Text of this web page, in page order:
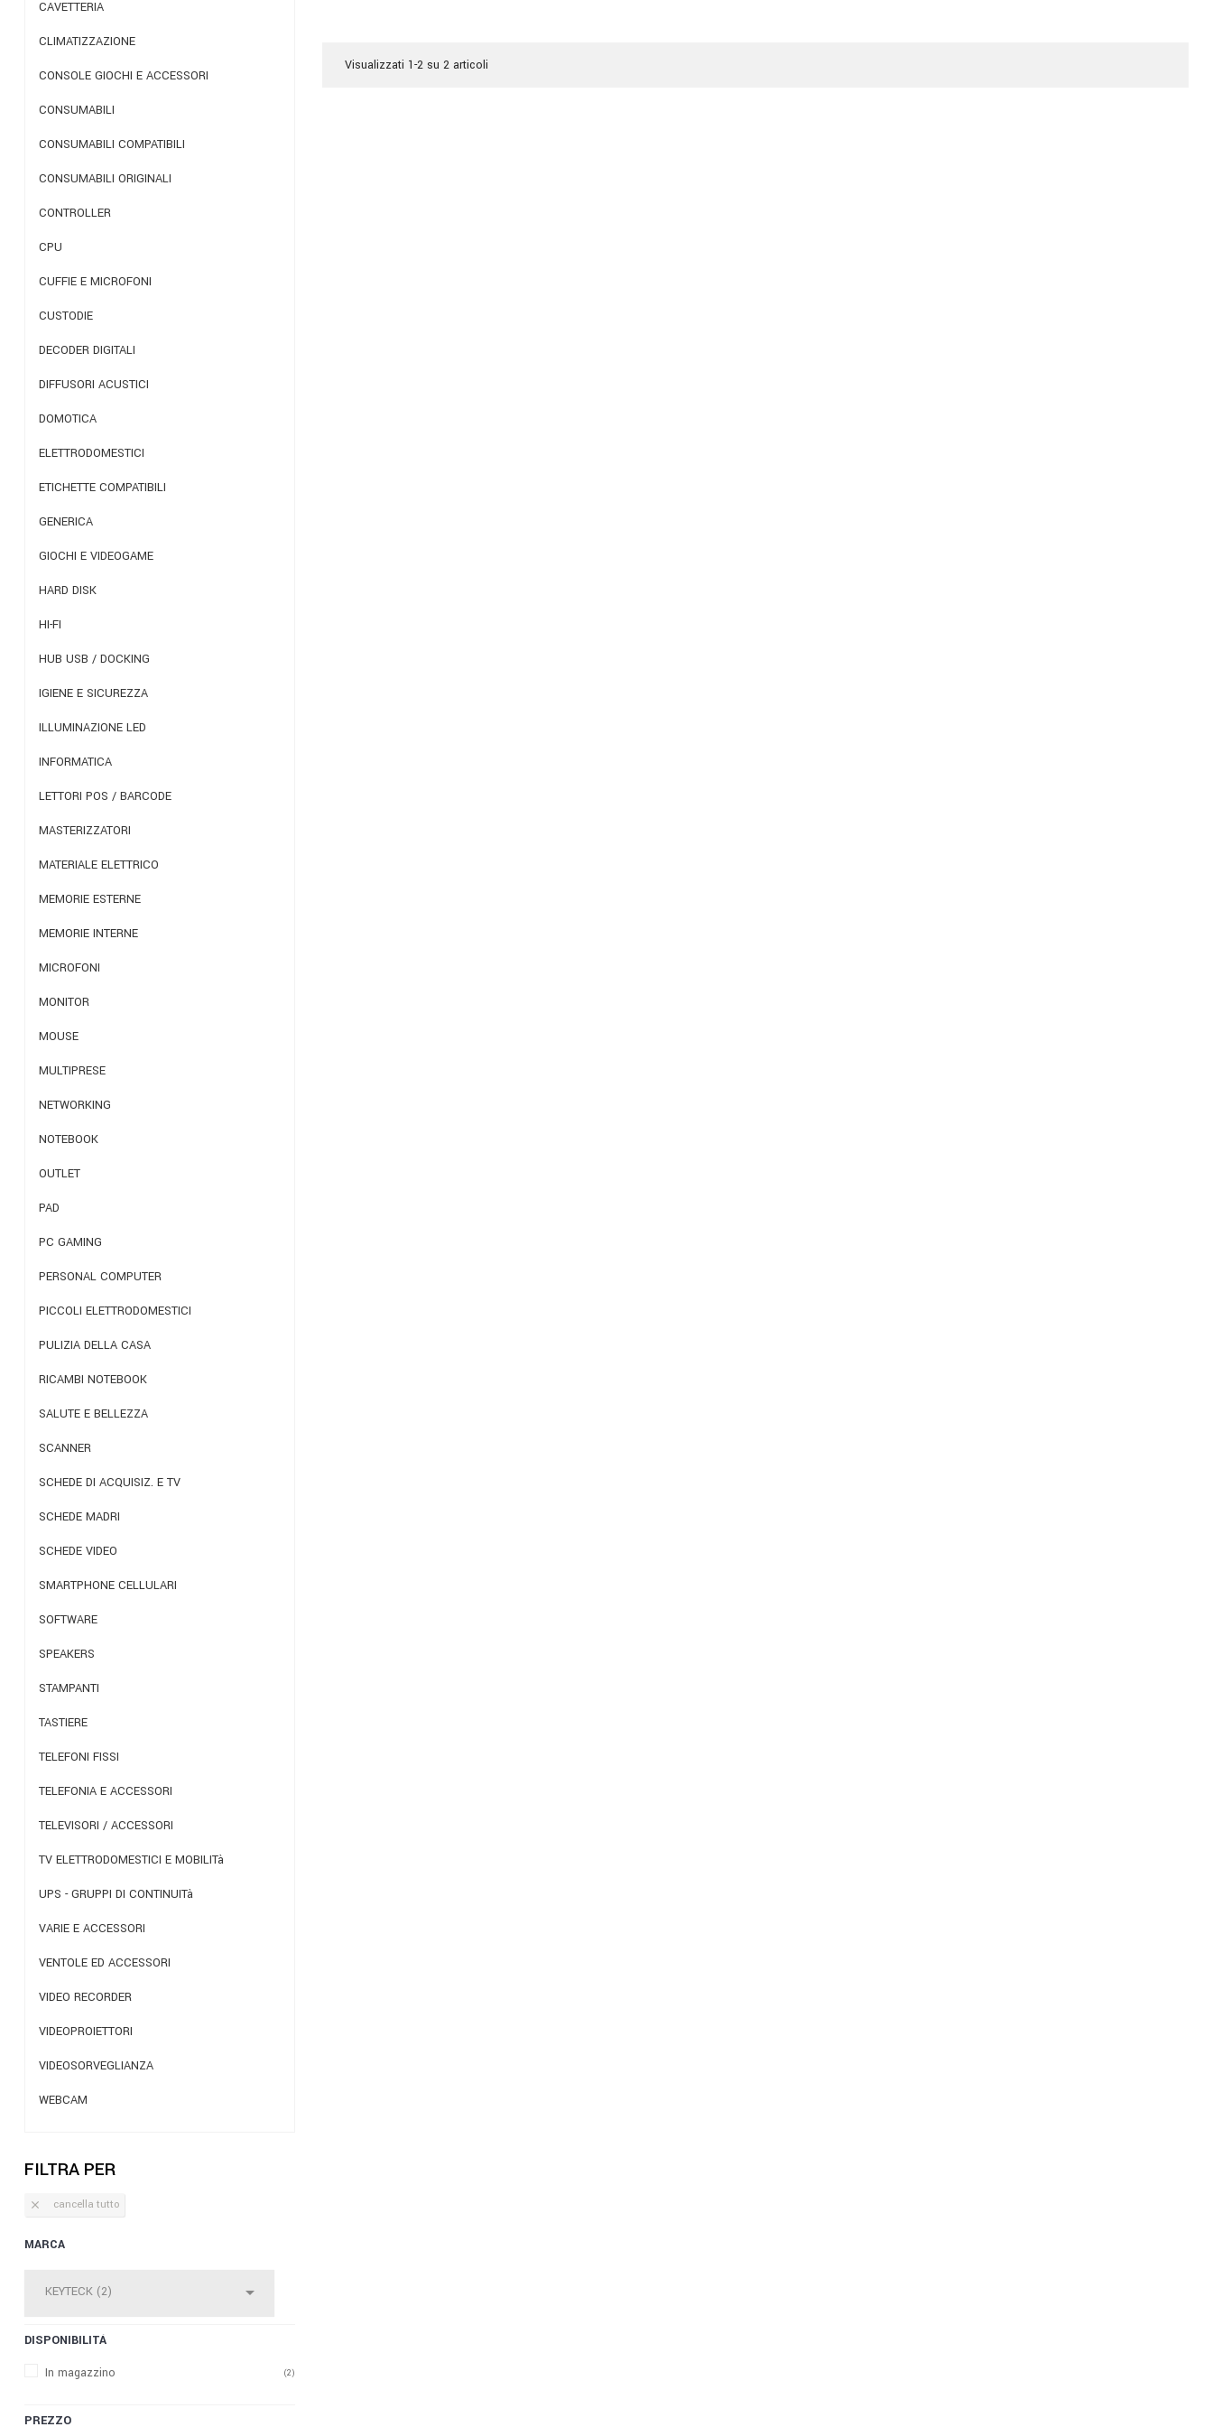
CAVETTERIA
CLIMATIZZAZIONE
CONSOLE GIOCHI E ACCESSORI
CONSUMABILI
CONSUMABILI COMPATIBILI
CONSUMABILI ORIGINALI
CONTROLLER
CPU
CUFFIE E MICROFONI
CUSTODIE
DECODER DIGITALI
DIFFUSORI ACUSTICI
DOMOTICA
ELETTRODOMESTICI
ETICHETTE COMPATIBILI
GENERICA
GIOCHI E VIDEOGAME
HARD DISK
HI-FI
HUB USB / DOCKING
IGIENE E SICUREZZA
ILLUMINAZIONE LED
INFORMATICA
LETTORI POS / BARCODE
MASTERIZZATORI
MATERIALE ELETTRICO
MEMORIE ESTERNE
MEMORIE INTERNE
MICROFONI
MONITOR
MOUSE
MULTIPRESE
NETWORKING
NOTEBOOK
OUTLET
PAD
PC GAMING
PERSONAL COMPUTER
PICCOLI ELETTRODOMESTICI
PULIZIA DELLA CASA
RICAMBI NOTEBOOK
SALUTE E BELLEZZA
SCANNER
SCHEDE DI ACQUISIZ. E TV
SCHEDE MADRI
SCHEDE VIDEO
SMARTPHONE CELLULARI
SOFTWARE
SPEAKERS
STAMPANTI
TASTIERE
TELEFONI FISSI
TELEFONIA E ACCESSORI
TELEVISORI / ACCESSORI
TV ELETTRODOMESTICI E MOBILITà
UPS - GRUPPI DI CONTINUITà
VARIE E ACCESSORI
VENTOLE ED ACCESSORI
VIDEO RECORDER
VIDEOPROIETTORI
VIDEOSORVEGLIANZA
WEBCAM
FILTRA PER
 cancella tutto
MARCA
KEYTECK (2) 
DISPONIBILITÀ
In magazzino
(2)
PREZZO
Visualizzati 1-2 su 2 articoli